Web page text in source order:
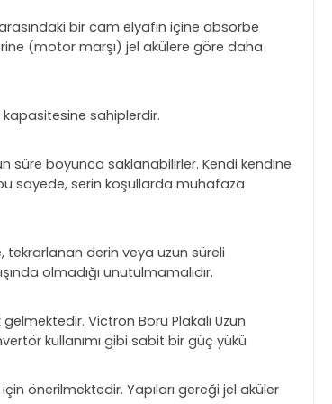
bir cam elyafın içine absorbe
(motor marşı) jel akülere göre daha
sahiplerdir.
süre boyunca saklanabilirler. Kendi kendine
bu sayede, serin koşullarda muhafaza
tekrarlanan derin veya uzun süreli
olmadığı unutulmamalıdır.
Victron Boru Plakalı Uzun
kullanımı gibi sabit bir güç yükü
önerilmektedir. Yapıları gereği jel aküler